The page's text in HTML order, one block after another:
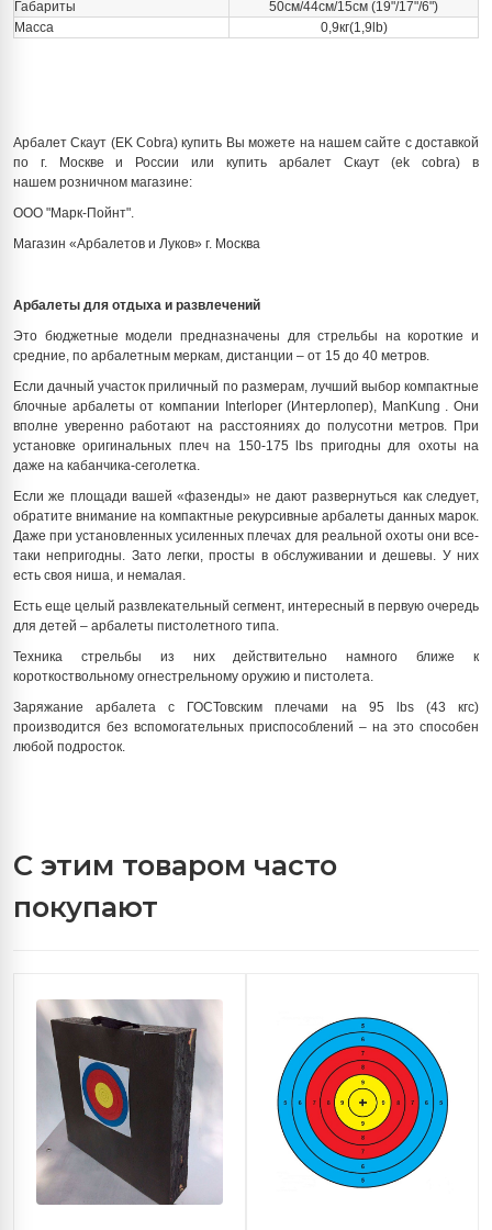
Габариты
50см/44см/15см (19"/17"/6")
Масса
0,9кг(1,9lb)
Арбалет Скаут (EK Cobra) купить Вы можете на нашем сайте с доставкой
по г. Москве и России или купить арбалет Скаут (ek cobra) в
нашем розничном магазине:
ООО "Марк-Пойнт".
Магазин «Арбалетов и Луков» г. Москва
Арбалеты для отдыха и развлечений
Это бюджетные модели предназначены для стрельбы на короткие и
средние, по арбалетным меркам, дистанции – от 15 до 40 метров.
Если дачный участок приличный по размерам, лучший выбор компактные
блочные арбалеты от компании Interloper (Интерлопер), ManKung . Они
вполне уверенно работают на расстояниях до полусотни метров. При
установке оригинальных плеч на 150-175 lbs пригодны для охоты на
даже на кабанчика-сеголетка.
Если же площади вашей «фазенды» не дают развернуться как следует,
обратите внимание на компактные рекурсивные арбалеты данных марок.
Даже при установленных усиленных плечах для реальной охоты они все-
таки непригодны. Зато легки, просты в обслуживании и дешевы. У них
есть своя ниша, и немалая.
Есть еще целый развлекательный сегмент, интересный в первую очередь
для детей – арбалеты пистолетного типа.
Техника стрельбы из них действительно намного ближе к
короткоствольному огнестрельному оружию и пистолета.
Заряжание арбалета с ГОСТовским плечами на 95 lbs (43 кгс)
производится без вспомогательных приспособлений – на это способен
любой подросток.
С этим товаром часто
покупают